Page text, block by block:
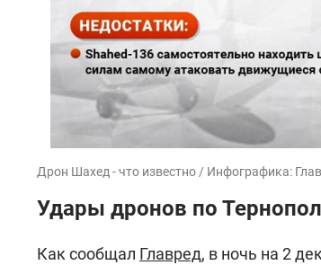
Дрон Шахед - что известно / Инфографика:
Удары дронов по
Как сообщал Главред, в ночь на 2